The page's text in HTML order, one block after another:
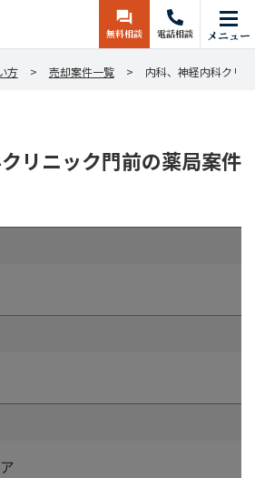
無料相談 電話相談 メニュー
方 売却案件一覧 内科、神経内科クリ
リニック門前の薬局案件